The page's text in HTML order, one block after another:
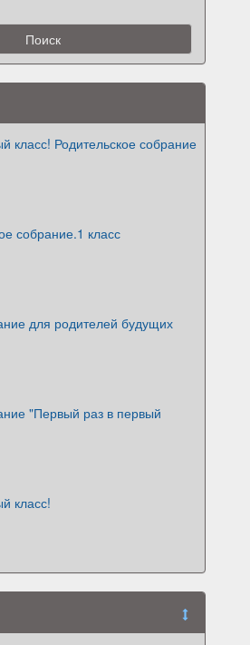
класс! Родительское собрание
собрание.1 класс
для родителей будущих
"Первый раз в первый
класс!